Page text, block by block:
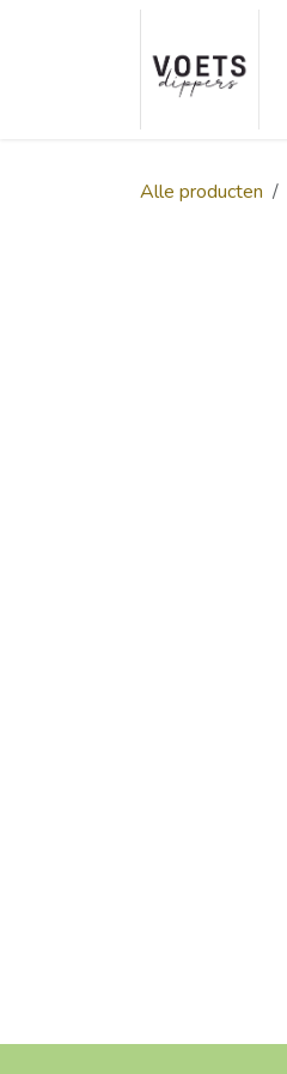
Overslaan naar inhoud
Alle producten